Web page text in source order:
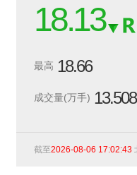
18.13
最高 18.66
成交量(万手) 13.508
截至2026-08-06 17:02:43